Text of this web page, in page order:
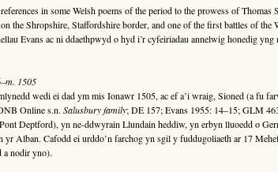
in some Welsh poems of the period to the prowess of
the Shropshire, Staffordshire border, and one of the first battles of
Evans ac ni ddaethpwyd o hyd i’r cyfeiriadau annelwig honedig
1505
wedi ei dad ym mis Ionawr 1505, ac ef a’i wraig, Sioned (a fu
Online s.n. Salusbury family; DE 157; Evans 1955: 14–15; GLM
Deptford), yn ne-ddwyrain Llundain heddiw, yn erbyn lluoedd o
yr Alban. Cafodd ei urddo’n farchog yn sgil y fuddugoliaeth ar 17
a nodir yno).